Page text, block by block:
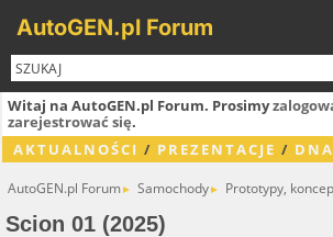
AutoGEN.pl Forum
Witaj na AutoGEN.pl Forum. Prosimy
zarejestrować się.
AKTUALNOŚCI / PREZENTACJE / DNA
AutoGEN.pl Forum► Samochody► Prototypy,
Scion 01 (2025)